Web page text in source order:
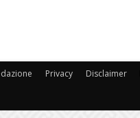
Privacy Disclaimer